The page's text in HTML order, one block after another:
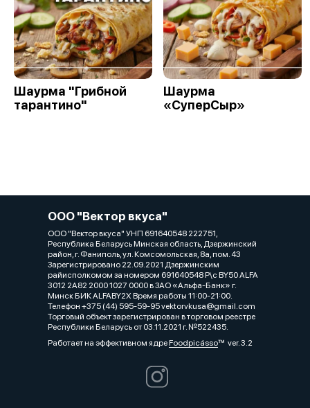
Шаурма "Грибной
тарантино"
Шаурма
«СуперСыр»
ООО "Вектор вкуса"
ООО "Вектор вкуса" УНП 691640548 222751,
Республика Беларусь Минская область, Дзержинский
район, г. Фаниполь, ул. Комсомольская, 8а, пом. 43
Зарегистрировано 22.09.2021 Дзержинским
райисполкомом за номером 691640548 Р\с BY50 ALFA
3012 2A82 2000 1027 0000 в ЗАО «Альфа-Банк» г.
Минск БИК ALFABY2X Время работы 11:00-21:00.
Телефон +375 (44) 595-59-95 vektorvkusa@gmail.com
Торговый объект зарегистрирован в торговом реестре
Республики Беларусь от 03.11.2021 г. №522435.
Работает на эффективном ядреFoodpicássover. 3.2